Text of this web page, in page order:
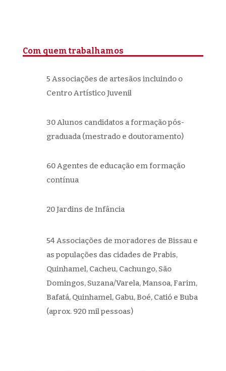
Com quem trabalhamos
5 Associações de artesãos incluindo o
Centro Artístico Juvenil
30 Alunos candidatos a formação pós-
graduada (mestrado e doutoramento)
60 Agentes de educação em formação
contínua
20 Jardins de Infância
54 Associações de moradores de Bissau e
as populações das cidades de Prabis,
Quinhamel, Cacheu, Cachungo, São
Domingos, Suzana/Varela, Mansoa, Farim,
Bafatá, Quinhamel, Gabu, Boé, Catió e Buba
(aprox. 920 mil pessoas)